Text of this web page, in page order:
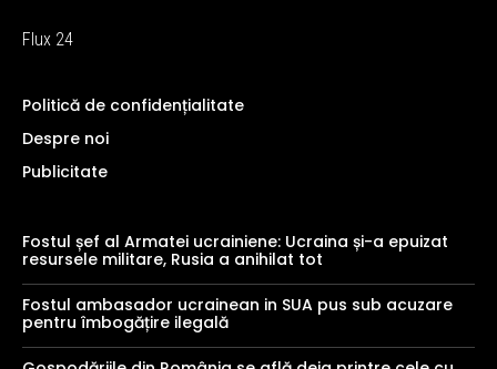
Flux 24
Politică de confidențialitate
Despre noi
Publicitate
Fostul șef al Armatei ucrainiene: Ucraina și-a epuizat
resursele militare, Rusia a anihilat tot
Fostul ambasador ucrainean in SUA pus sub acuzare
pentru îmbogățire ilegală